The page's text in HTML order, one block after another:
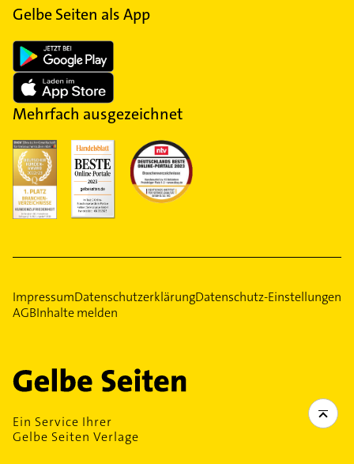
Gelbe Seiten als App
Mehrfach ausgezeichnet
ImpressumDatenschutzerklärungDatenschutz-Einstellungen
AGBInhalte melden
Ein Service Ihrer
Gelbe Seiten Verlage